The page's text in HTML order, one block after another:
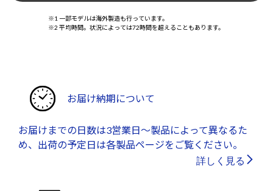
※1 一部モデルは海外製造も行っています。
※2 平均時間。状況によっては72時間を超えることもあります。
お届け納期について
お届けまでの日数は3営業日～製品によって異なるた
め、出荷の予定日は各製品ページをご覧ください。
詳しく見る